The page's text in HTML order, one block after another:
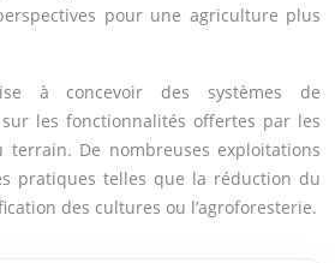
pour une agriculture plus
à concevoir des systèmes de
sur les fonctionnalités offertes par les
terrain. De nombreuses exploitations
pratiques telles que la réduction du
des cultures ou l’agroforesterie.